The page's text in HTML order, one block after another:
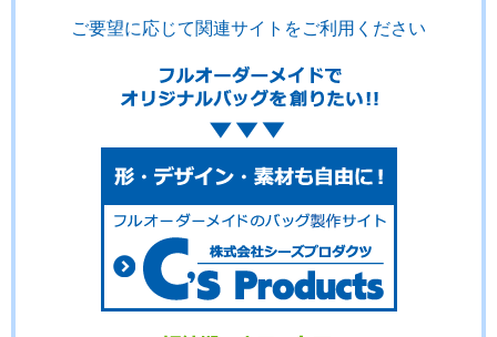
ご要望に応じて関連サイトをご利用ください